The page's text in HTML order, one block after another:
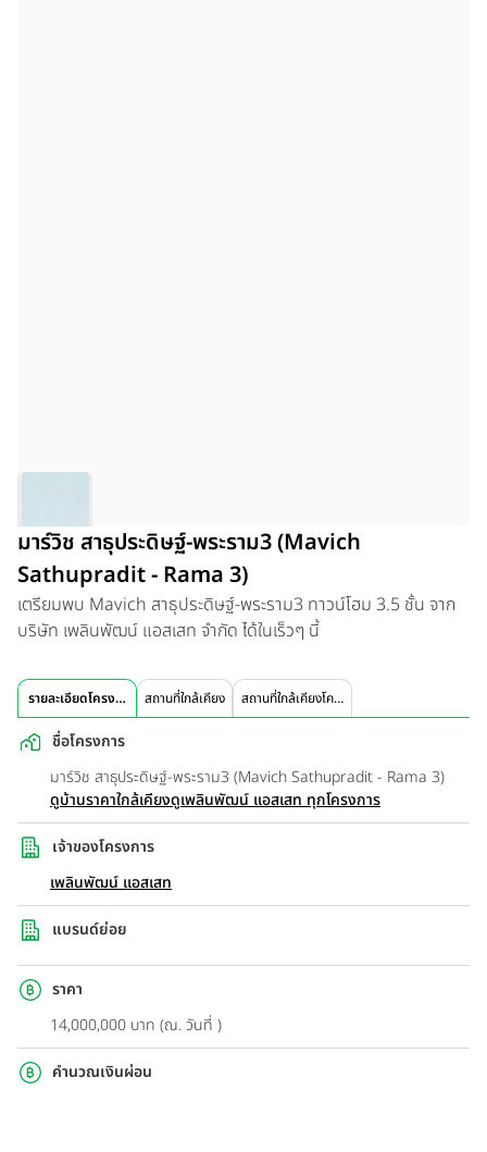
มาร์วิช สาธุประดิษฐ์-พระราม3 (Mavich
Sathupradit - Rama 3)
เตรียมพบ Mavich สาธุประดิษฐ์-พระราม3 ทาวน์โฮม 3.5 ชั้น จาก
บริษัท เพลินพัฒน์ แอสเสท จำกัด ได้ในเร็วๆ นี้
รายละเอียดโครงการ สถานที่ใกล้เคียง สถานที่ใกล้เคียงโครงการ
ชื่อโครงการ
มาร์วิช สาธุประดิษฐ์-พระราม3 (Mavich Sathupradit - Rama 3)
ดูบ้านราคาใกล้เคียงดูเพลินพัฒน์ แอสเสท ทุกโครงการ
เจ้าของโครงการ
เพลินพัฒน์ แอสเสท
แบรนด์ย่อย
ราคา
14,000,000 บาท (ณ. วันที่ )
คำนวณเงินผ่อน